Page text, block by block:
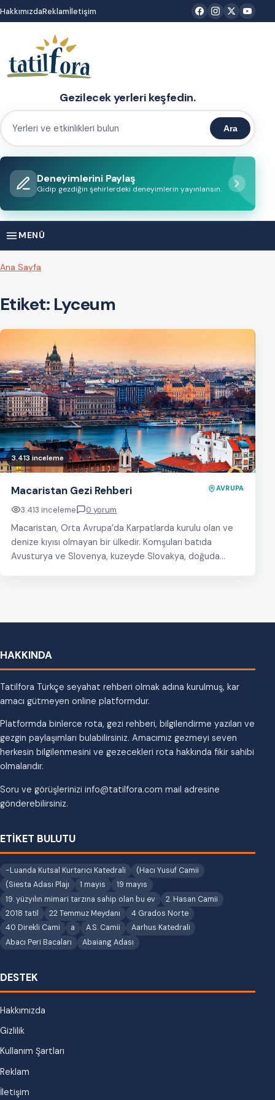
İçeriğe
atla
HakkımızdaReklamİletişim
Gezilecek yerleri keşfedin.
Yerleri
etkinlikleri
bulun
Ara
Deneyimlerini Paylaş
Gidip gezdiğin şehirlerdeki deneyimlerin yayınlansın.
MENÜ
Ana Sayfa
Etiket: Lyceum
3.413 inceleme
Macaristan Gezi Rehberi AVRUPA
3.413 inceleme 0 yorum
Macaristan, Orta Avrupa’da Karpatlarda kurulu olan ve
denize kıyısı olmayan bir ülkedir. Komşuları batıda
Avusturya ve Slovenya, kuzeyde Slovakya, doğuda
HAKKINDA
Tatilfora Türkçe seyahat rehberi olmak adına kurulmuş, kar
amacı gütmeyen online platformdur.
Platformda binlerce rota, gezi rehberi, bilgilendirme yazıları ve
gezgin paylaşımları bulabilirsiniz. Amacımız gezmeyi seven
herkesin bilgilenmesini ve gezecekleri rota hakkında fikir sahibi
olmalarıdır.
Soru ve görüşlerinizi info@tatilfora.com mail adresine
gönderebilirsiniz.
ETİKET BULUTU
-Luanda Kutsal Kurtarıcı Katedrali
(Hacı Yusuf Camii
(Siesta Adası Plajı
1 mayıs
19 mayıs
19. yüzyılın mimari tarzına sahip olan bu ev
2. Hasan Camii
2018 tatil
22 Temmuz Meydanı
4 Grados Norte
40 Direkli Cami
a A.S. Camii
Aarhus Katedrali
Abacı Peri Bacaları
Abaiang Adası
DESTEK
Hakkımızda
Gizlilik
Kullanım Şartları
Reklam
İletişim